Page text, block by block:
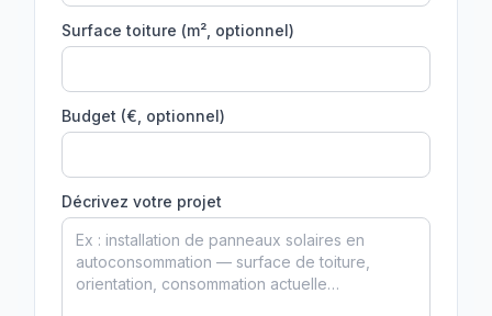
Surface toiture (m², optionnel)
Budget (€, optionnel)
Décrivez votre projet